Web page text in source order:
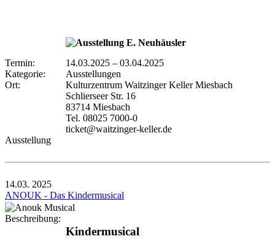
Termin: 14.03.2025 – 03.04.2025
Kategorie:
Ausstellungen
Ort:
Kulturzentrum Waitzinger Keller Miesbach
Schlierseer Str. 16
83714 Miesbach
Tel. 08025 7000-0
ticket@waitzinger-keller.de
Ausstellung
14.03. 2025
ANOUK - Das Kindermusical
Beschreibung:
Kindermusical